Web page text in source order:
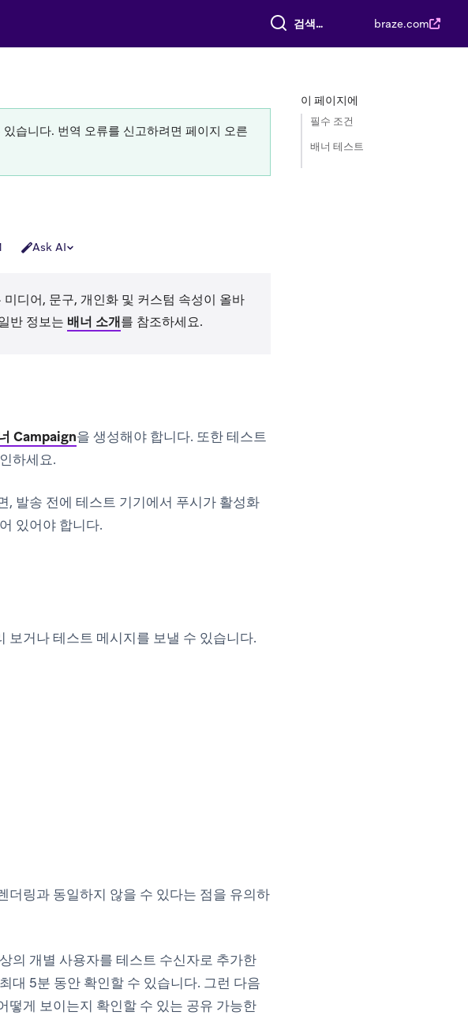
전체 검색 braze.com
습니다. 번역 오류를 신고하려면 페이지 오른
Ask AI
디어, 문구, 개인화 및 커스텀 속성이 올바
반 정보는 배너 소개를 참조하세요.
Campaign을 생성해야 합니다. 또한 테스트
하세요.
, 발송 전에 테스트 기기에서 푸시가 활성화
있어야 합니다.
보거나 테스트 메시지를 보낼 수 있습니다.
링과 동일하지 않을 수 있다는 점을 유의하
의 개별 사용자를 테스트 수신자로 추가한
대 5분 동안 확인할 수 있습니다. 그런 다음
떻게 보이는지 확인할 수 있는 공유 가능한
이 페이지에
필수 조건
배너 테스트